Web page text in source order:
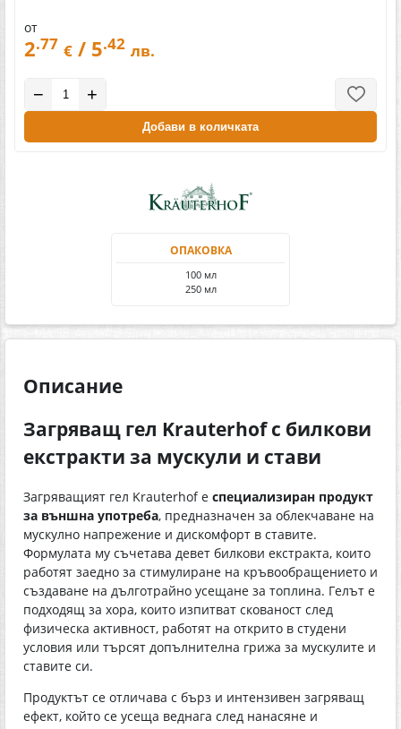
от
2.77 € / 5.42 лв.
− +
Добави в количката
ОПАКОВКА
100 мл
250 мл
Описание
Загряващ гел Krauterhof с билкови
екстракти за мускули и стави
Загряващият гел Krauterhof е специализиран продукт
за външна употреба, предназначен за облекчаване на
мускулно напрежение и дискомфорт в ставите.
Формулата му съчетава девет билкови екстракта, които
работят заедно за стимулиране на кръвообращението и
създаване на дълготрайно усещане за топлина. Гелът е
подходящ за хора, които изпитват скованост след
физическа активност, работят на открито в студени
условия или търсят допълнителна грижа за мускулите и
ставите си.
Продуктът се отличава с бърз и интензивен загряващ
ефект, който се усеща веднага след нанасяне и